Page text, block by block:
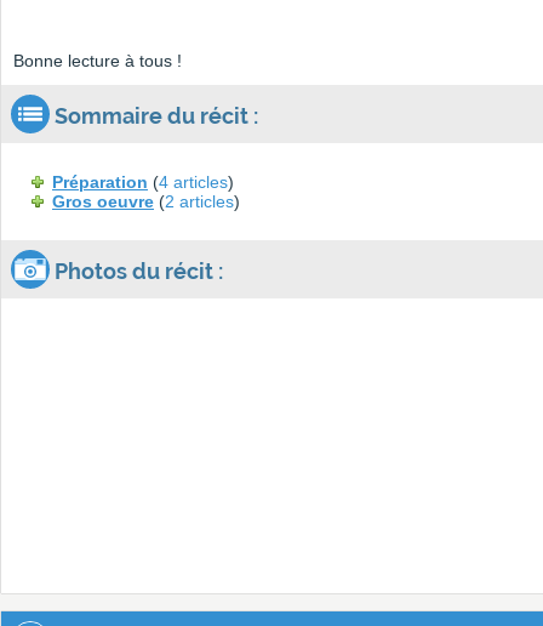
Bonne lecture à tous !
Sommaire du récit :
Préparation (4 articles)
Gros oeuvre (2 articles)
Photos du récit :